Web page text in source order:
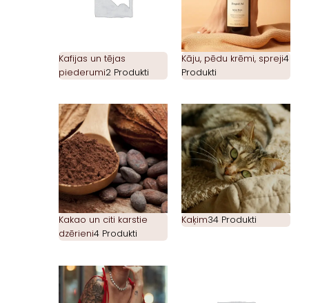
Kafijas un tējas
piederumi2 Produkti
Kāju, pēdu krēmi, spreji4
Produkti
Kakao un citi karstie
dzērieni4 Produkti
Kaķim34 Produkti